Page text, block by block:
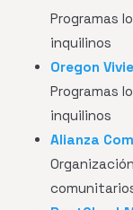
Programas
inquilinos
Oregon
Programas
inquilinos
Alianza